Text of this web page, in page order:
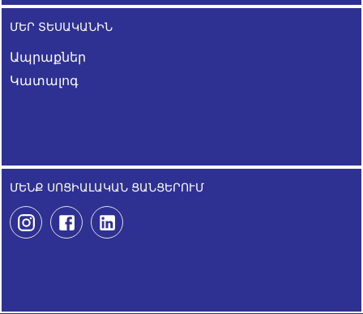
ՄԵՐ ՏԵՍԱԿԱՆԻՆ
Ապրաքներ
Կատալոգ
ՄԵՆՔ ՍՈՑԻԱԼԱԿԱՆ ՑԱՆՑԵՐՈՒՄ